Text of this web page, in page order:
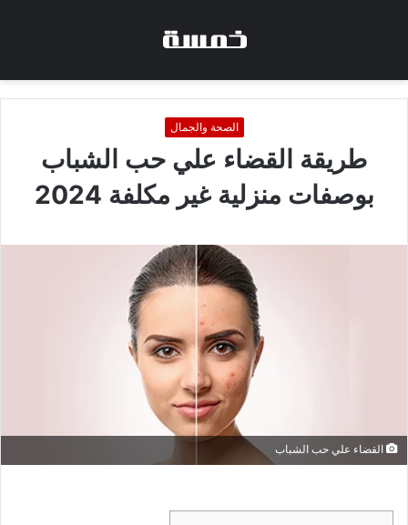
الصحة والجمال
طريقة القضاء علي حب الشباب
بوصفات منزلية غير مكلفة 2024
القضاء علي حب الشباب